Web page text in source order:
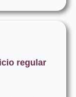
regular